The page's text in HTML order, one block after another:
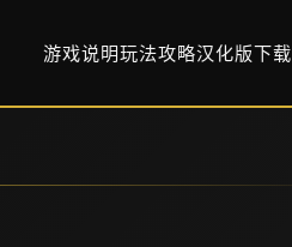
游戏说明玩法攻略汉化版下载